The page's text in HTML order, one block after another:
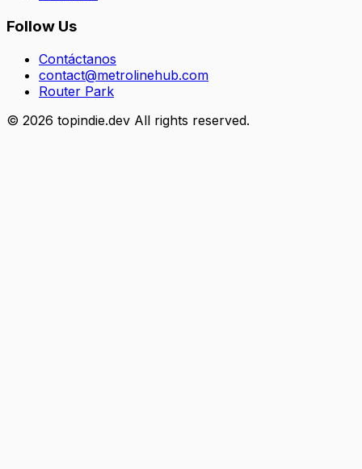
Follow Us
Contáctanos
contact@metrolinehub.com
Router Park
© 2026 topindie.dev All rights reserved.